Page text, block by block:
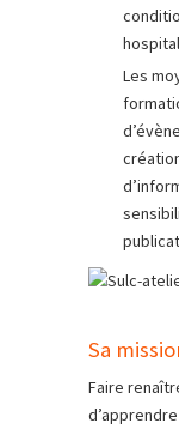
Les
Sa
Faire